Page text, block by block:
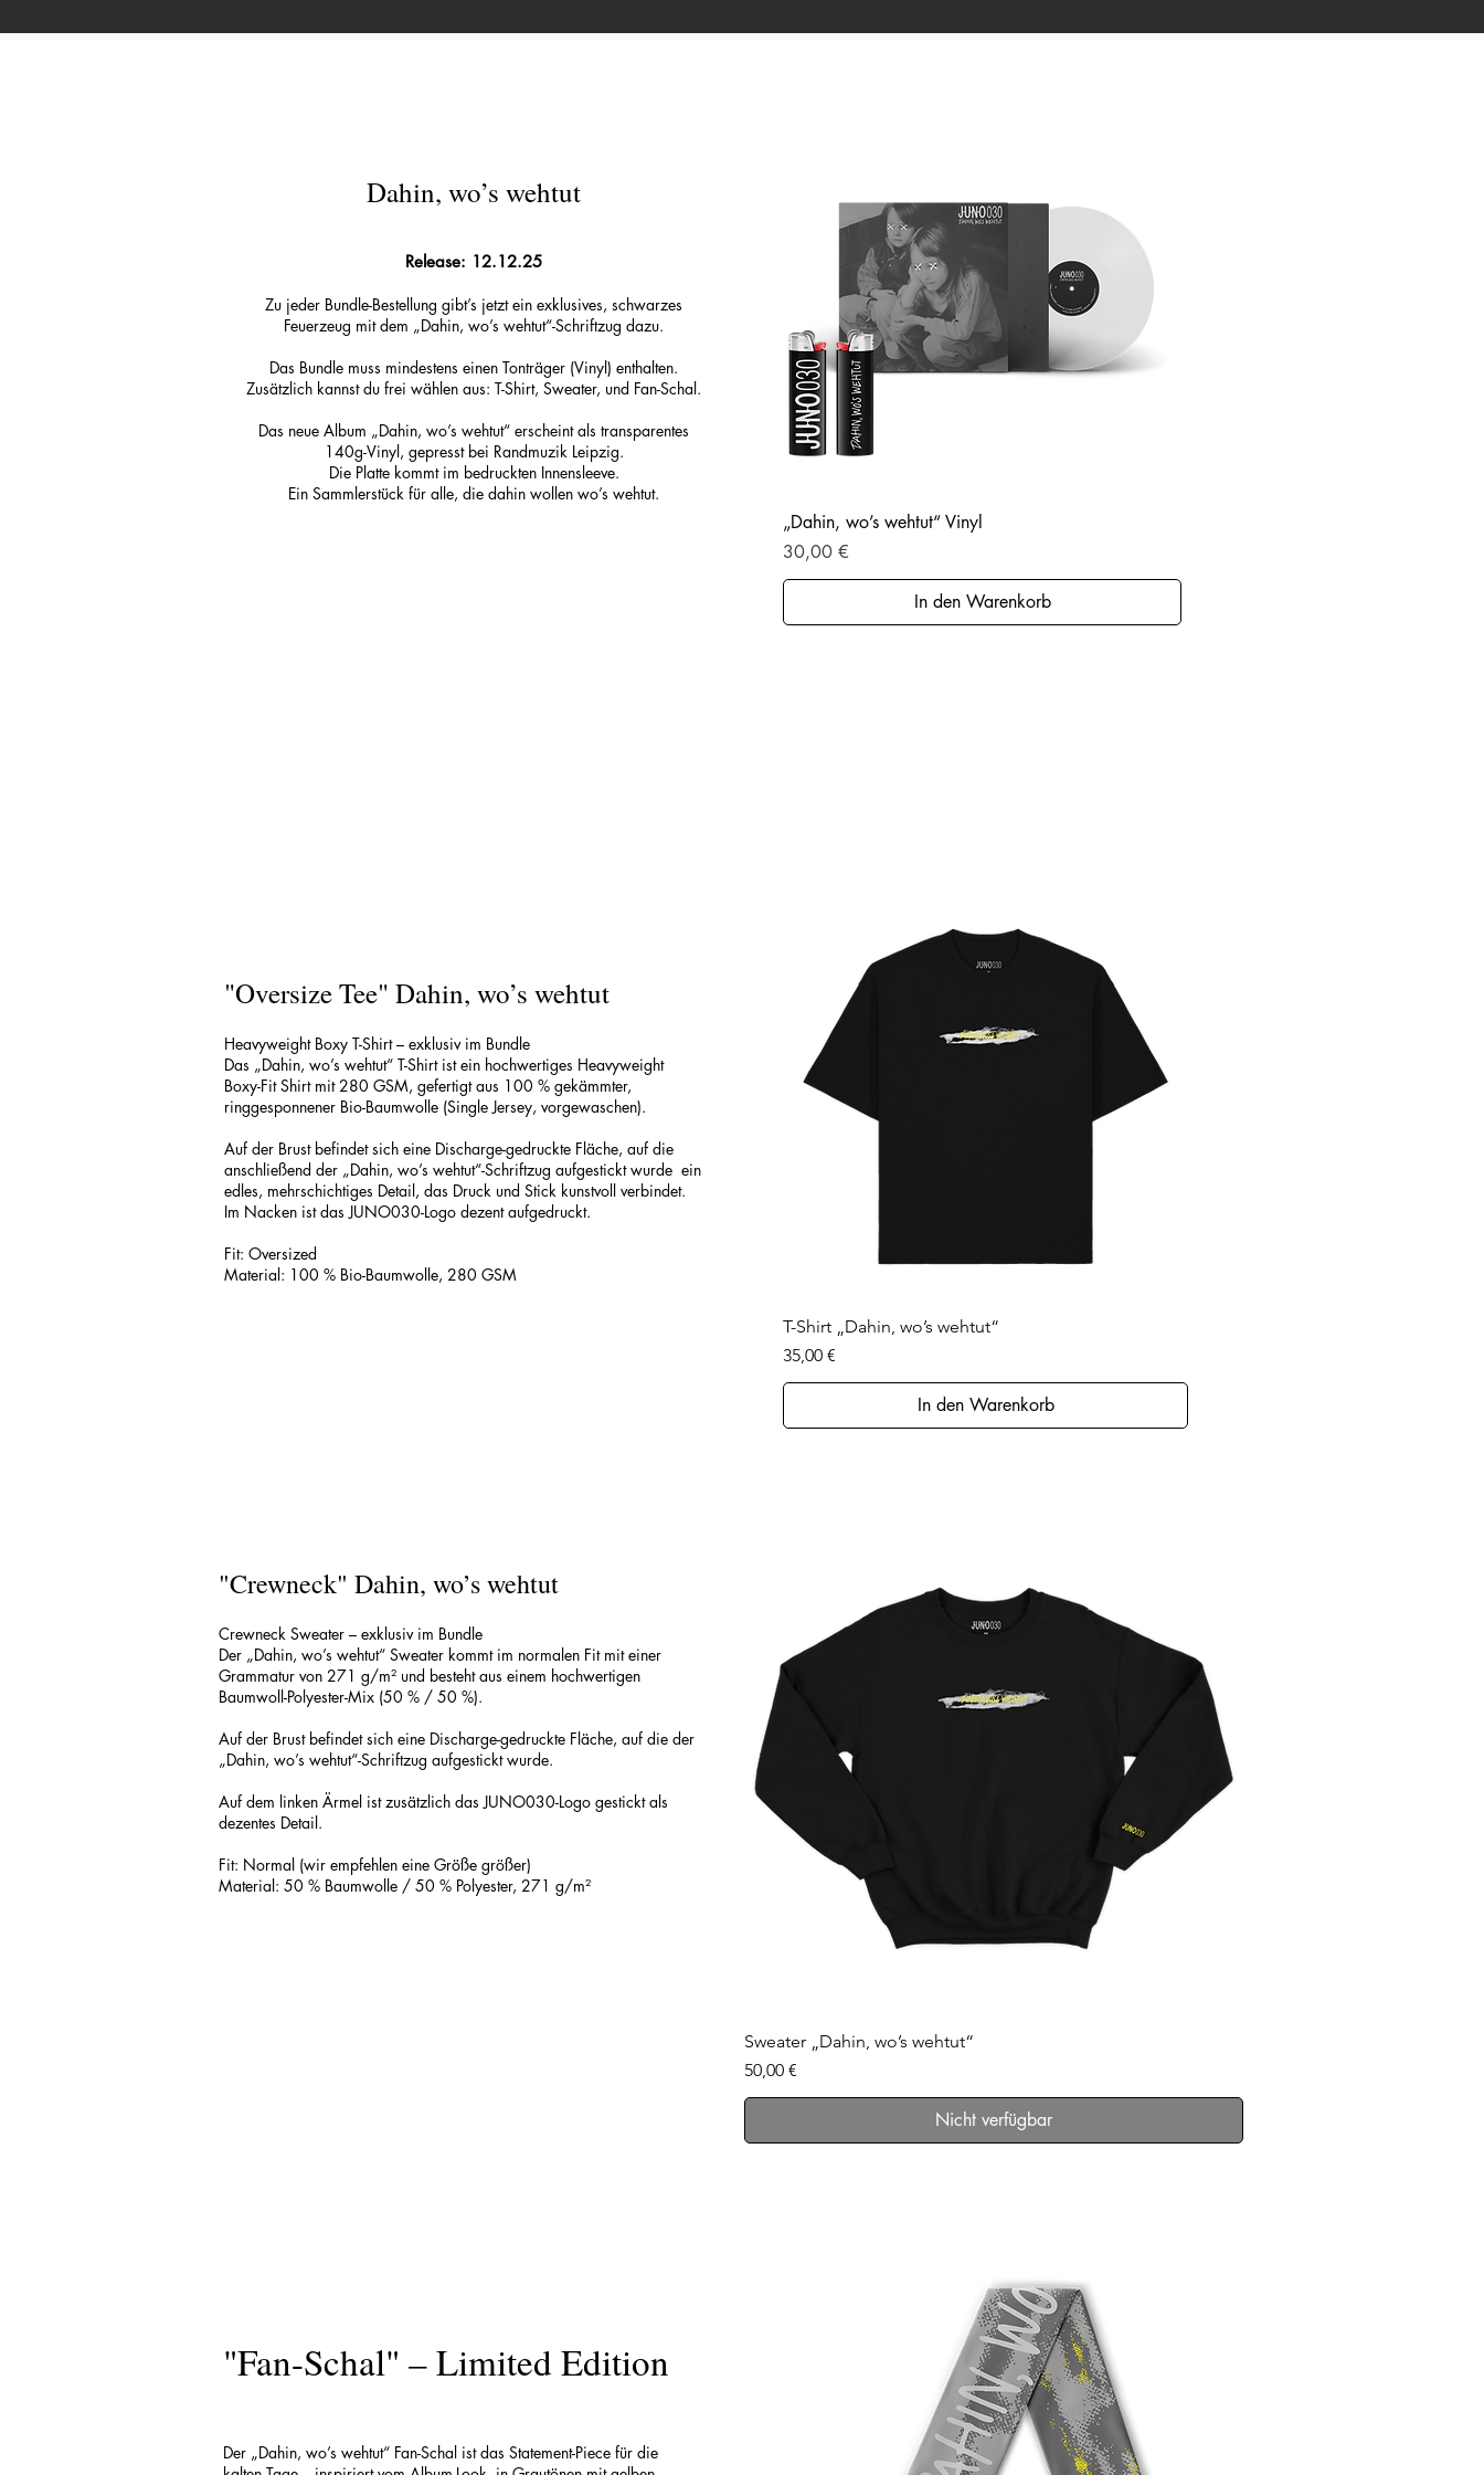
Dahin, wo’s wehtut
​Release: 12.12.25
Zu jeder Bundle-Bestellung gibt’s jetzt ein exklusives, schwarzes
Feuerzeug mit dem „Dahin, wo’s wehtut“-Schriftzug dazu.
Das Bundle muss mindestens einen Tonträger (Vinyl) enthalten.
Zusätzlich kannst du frei wählen aus: T-Shirt, Sweater, und Fan-Schal.
Das neue Album „Dahin, wo’s wehtut“ erscheint als transparentes
140g-Vinyl, gepresst bei Randmuzik Leipzig.
Die Platte kommt im bedruckten Innensleeve.
Ein Sammlerstück für alle, die dahin wollen wo’s wehtut​.
Schnellansicht
„Dahin, wo’s wehtut“ Vinyl
Preis
30,00 €
In den Warenkorb
"Oversize Tee" Dahin, wo’s wehtut
Heavyweight Boxy T-Shirt – exklusiv im Bundle
Das „Dahin, wo’s wehtut“ T-Shirt ist ein hochwertiges Heavyweight
Boxy-Fit Shirt mit 280 GSM, gefertigt aus 100 % gekämmter,
ringgesponnener Bio-Baumwolle (Single Jersey, vorgewaschen).
Auf der Brust befindet sich eine Discharge-gedruckte Fläche, auf die
anschließend der „Dahin, wo’s wehtut“-Schriftzug aufgestickt wurde ein
edles, mehrschichtiges Detail, das Druck und Stick kunstvoll verbindet.
Im Nacken ist das JUNO030-Logo dezent aufgedruckt.
Fit: Oversized
Material: 100 % Bio-Baumwolle, 280 GSM
Schnellansicht
T-Shirt „Dahin, wo’s wehtut“
Preis
35,00 €
In den Warenkorb
"Crewneck" Dahin, wo’s wehtut
Crewneck Sweater – exklusiv im Bundle
Der „Dahin, wo’s wehtut“ Sweater kommt im normalen Fit mit einer
Grammatur von 271 g/m² und besteht aus einem hochwertigen
Baumwoll-Polyester-Mix (50 % / 50 %).
Auf der Brust befindet sich eine Discharge-gedruckte Fläche, auf die der
„Dahin, wo’s wehtut“-Schriftzug aufgestickt wurde.
Auf dem linken Ärmel ist zusätzlich das JUNO030-Logo gestickt als
dezentes Detail.
Fit: Normal (wir empfehlen eine Größe größer)
Material: 50 % Baumwolle / 50 % Polyester, 271 g/m²
Schnellansicht
Sweater „Dahin, wo’s wehtut“
Preis
50,00 €
Nicht verfügbar
"Fan-Schal" – Limited Edition
Der „Dahin, wo’s wehtut“ Fan-Schal ist das Statement-Piece für die